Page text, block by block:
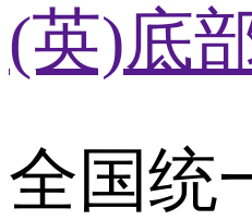
(英)底
全国统